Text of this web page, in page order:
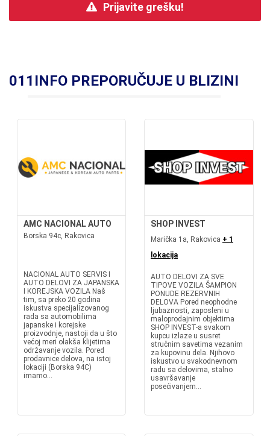
Prijavite grešku!
011INFO PREPORUČUJE U BLIZINI
AMC NACIONAL AUTO
Borska 94c, Rakovica
NACIONAL AUTO SERVIS I
AUTO DELOVI ZA JAPANSKA
I KOREJSKA VOZILA Naš
tim, sa preko 20 godina
iskustva specijalizovanog
rada sa automobilima
japanske i korejske
proizvodnje, nastoji da u što
većoj meri olakša klijetima
održavanje vozila. Pored
prodavnice delova, na istoj
lokaciji (Borska 94C)
imamo...
SHOP INVEST
Marička 1a, Rakovica + 1
lokacija
AUTO DELOVI ZA SVE
TIPOVE VOZILA ŠAMPION
PONUDE REZERVNIH
DELOVA Pored neophodne
ljubaznosti, zaposleni u
maloprodajnim objektima
SHOP INVEST-a svakom
kupcu izlaze u susret
stručnim savetima vezanim
za kupovinu dela. Njihovo
iskustvo u svakodnevnom
radu sa delovima, stalno
usavršavanje
posećivanjem...